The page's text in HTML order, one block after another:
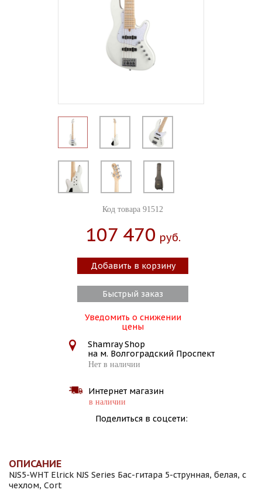
Код товара 91512
107 470 Руб.
Добавить в корзину
Быстрый заказ
Уведомить о снижении
цены
Shamray Shop
на м. Волгоградский Проспект
Нет в наличии
Интернет магазин
в наличии
Поделиться в соцсети:
ОПИСАНИЕ
NJS5-WHT Elrick NJS Series Бас-гитара 5-струнная, белая, с
чехлом, Cort